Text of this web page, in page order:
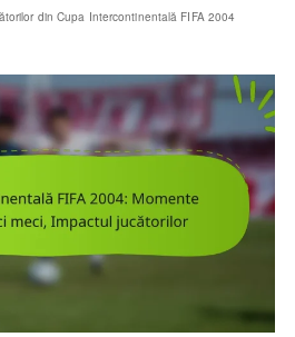
din Cupa Intercontinentală FIFA 2004